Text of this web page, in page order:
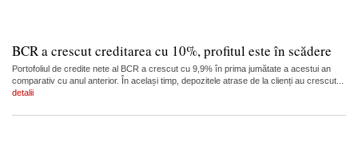
BCR a crescut creditarea cu 10%, profitul este în scădere
Portofoliul de credite nete al BCR a crescut cu 9,9% în prima jumătate a acestui an
comparativ cu anul anterior. În același timp, depozitele atrase de la clienți au crescut...
detalii